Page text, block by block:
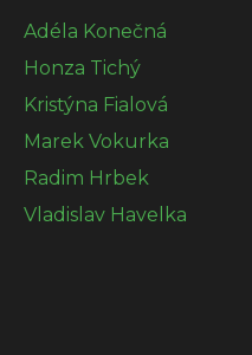
Adéla Konečná
Honza Tichý
Kristýna Fialová
Marek Vokurka
Radim Hrbek
Vladislav Havelka